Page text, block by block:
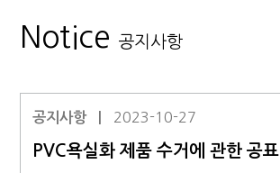
Notice 공지사항
공지사항 2023-10-27
PVC욕실화 제품 수거에 관한 공표